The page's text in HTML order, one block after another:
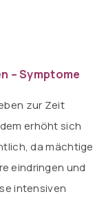
– Symptome
zur Zeit
erhöht sich
da mächtige
eindringen und
intensiven